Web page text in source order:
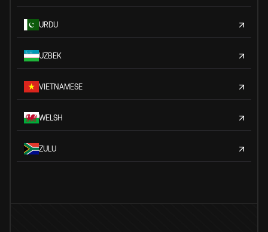
URDU
UZBEK
VIETNAMESE
WELSH
ZULU